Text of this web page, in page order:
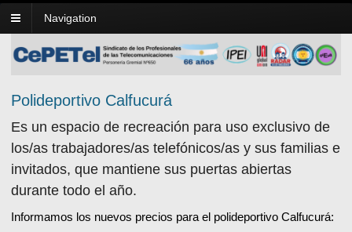
Navigation
Polideportivo Calfucurá
Es un espacio de recreación para uso exclusivo de
los/as trabajadores/as telefónicos/as y sus familias e
invitados, que mantiene sus puertas abiertas
durante todo el año.
Informamos los nuevos precios para el polideportivo Calfucurá: